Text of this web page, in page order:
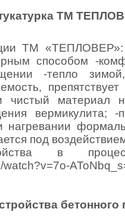
ТМ
ТМ «ТЕПЛОВЕР»:
способом -
-тепло
чистый материал
вермикулита; -
нагревании
под
в
бетонного